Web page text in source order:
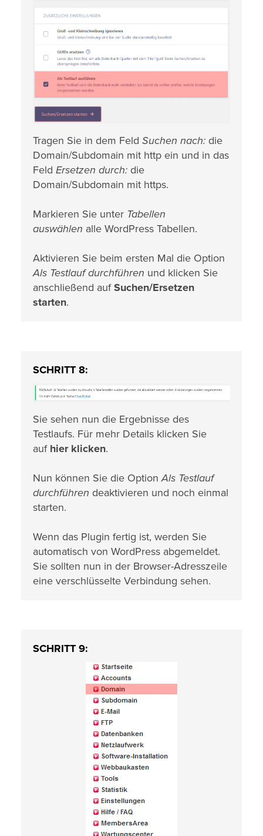
Tragen Sie in dem Feld Suchen nach: die
Domain/Subdomain mit http ein und in das
Feld Ersetzen durch: die
Domain/Subdomain mit https.
Markieren Sie unter Tabellen
auswählen alle WordPress Tabellen.
Aktivieren Sie beim ersten Mal die Option
Als Testlauf durchführen und klicken Sie
anschließend aufSuchen/Ersetzen
starten.
SCHRITT 8:
Sie sehen nun die Ergebnisse des
Testlaufs. Für mehr Details klicken Sie
auf hier klicken.
Nun können Sie die OptionAls Testlauf
durchführen deaktivieren und noch einmal
starten.
Wenn das Plugin fertig ist, werden Sie
automatisch von WordPress abgemeldet.
Sie sollten nun in der Browser-Adresszeile
eine verschlüsselte Verbindung sehen.
SCHRITT 9: